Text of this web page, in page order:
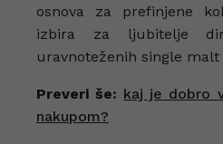
osnova za prefinjene
izbira za ljubitelje
uravnoteženih single malt
Preveri še: kaj je dobro
nakupom?